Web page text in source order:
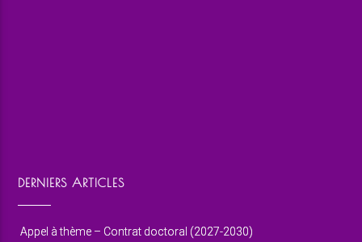
DERNIERS ARTICLES
Appel à thème – Contrat doctoral (2027-2030)